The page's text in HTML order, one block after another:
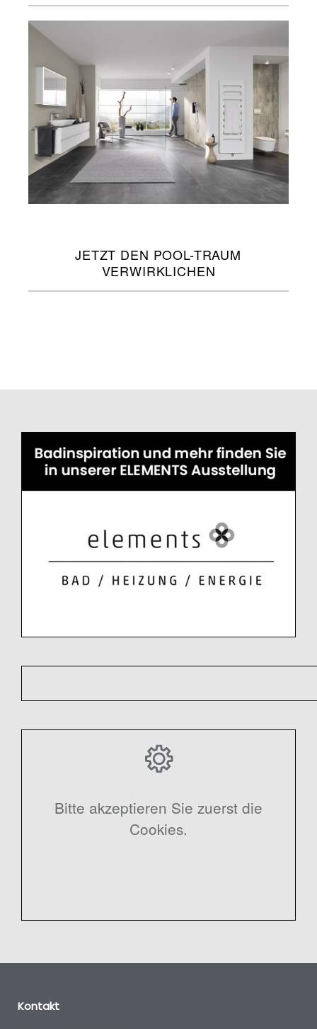
JETZT DEN POOL-TRAUM
VERWIRKLICHEN
Bitte akzeptieren Sie zuerst die
Cookies.
Kontakt